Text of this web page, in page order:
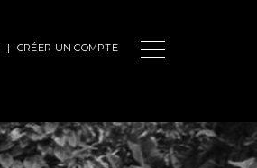
| CRÉER UN COMPTE